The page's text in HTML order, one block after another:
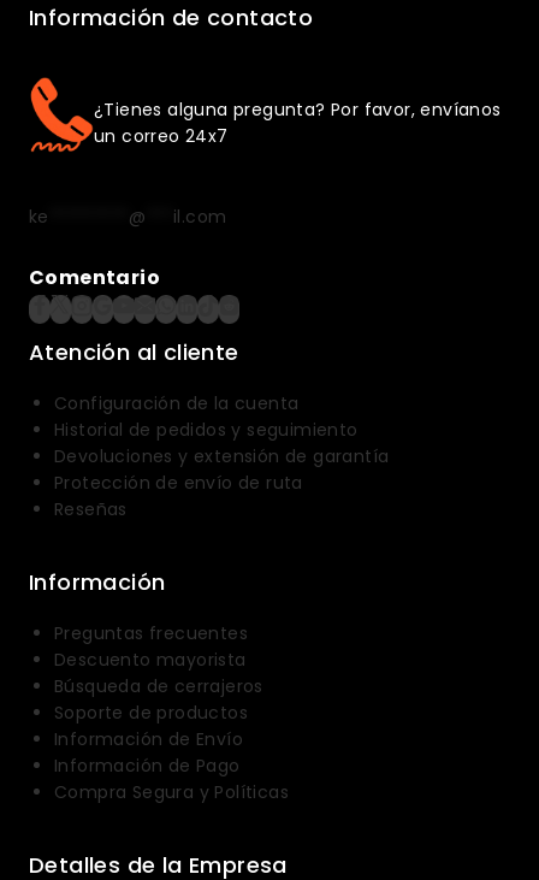
Información de contacto
¿Tienes alguna pregunta? Por favor, envíanos
un correo 24x7
ke @ il.com
Comentario
Atención al cliente
Configuración de la cuenta
Historial de pedidos y seguimiento
Devoluciones y extensión de garantía
Protección de envío de ruta
Reseñas
Información
Preguntas frecuentes
Descuento mayorista
Búsqueda de cerrajeros
Soporte de productos
Información de Envío
Información de Pago
Compra Segura y Políticas
Detalles de la Empresa